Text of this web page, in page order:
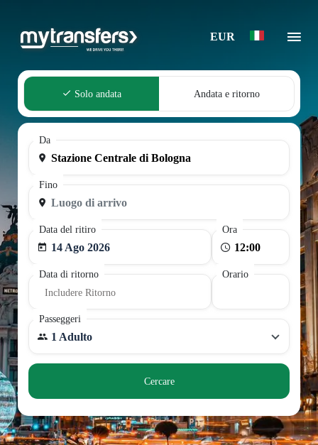
EUR
Solo andata Andata e ritorno
Da
Fino
Data del ritiro
14 Ago 2026
Ora
Data di ritorno
Includere Ritorno
Orario
Passeggeri
1 Adulto
Cercare